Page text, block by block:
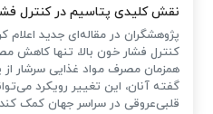
نقش کلیدی پتاسیم در کنترل
پژوهشگران در مقاله‌ای جدید اعلام
کنترل فشار خون بالا، تنها کاهش
همزمان مصرف مواد غذایی سرشار از
گفته آنان، این تغییر رویکرد
قلبی‌عروقی در سراسر جهان کمک